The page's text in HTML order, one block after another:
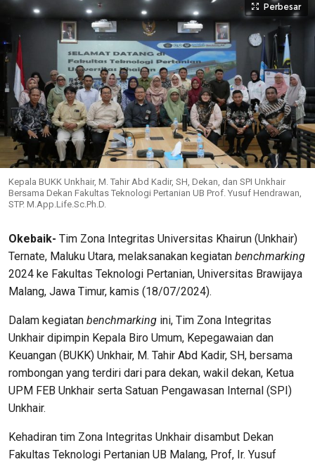
Perbesar
Kepala BUKK Unkhair, M. Tahir Abd Kadir, SH, Dekan, dan SPI Unkhair
Bersama Dekan Fakultas Teknologi Pertanian UB Prof. Yusuf Hendrawan,
STP. M.App.Life.Sc.Ph.D.
Okebaik- Tim Zona Integritas Universitas Khairun (Unkhair)
Ternate, Maluku Utara, melaksanakan kegiatan benchmarking
2024 ke Fakultas Teknologi Pertanian, Universitas Brawijaya
Malang, Jawa Timur, kamis (18/07/2024).
Dalam kegiatan benchmarking ini, Tim Zona Integritas
Unkhair dipimpin Kepala Biro Umum, Kepegawaian dan
Keuangan (BUKK) Unkhair, M. Tahir Abd Kadir, SH, bersama
rombongan yang terdiri dari para dekan, wakil dekan, Ketua
UPM FEB Unkhair serta Satuan Pengawasan Internal (SPI)
Unkhair.
Kehadiran tim Zona Integritas Unkhair disambut Dekan
Fakultas Teknologi Pertanian UB Malang, Prof, Ir. Yusuf